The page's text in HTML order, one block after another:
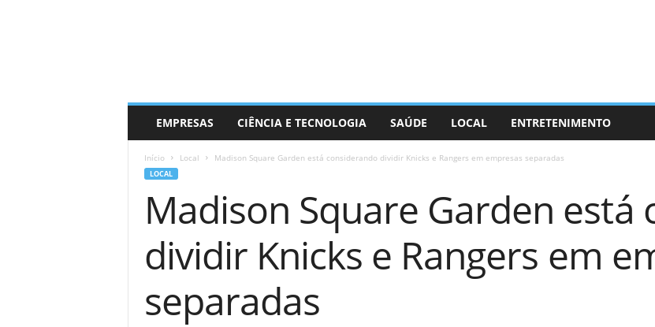
EMPRESAS CIÊNCIA E TECNOLOGIA SAÚDE LOCAL ENTRETENIMENTO
Início Local Madison Square Garden está considerando dividir Knicks e Rangers em empresas separadas
LOCAL
Madison Square Garden está
dividir Knicks e Rangers em
separadas